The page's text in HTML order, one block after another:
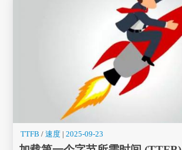
TTFB / 速度 |2025-09-23